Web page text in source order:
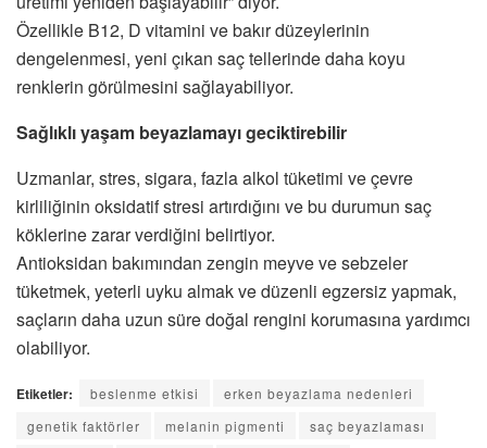
Özellikle B12, D vitamini ve bakır düzeylerinin
dengelenmesi, yeni çıkan saç tellerinde daha koyu
renklerin görülmesini sağlayabiliyor.
Sağlıklı yaşam beyazlamayı geciktirebilir
Uzmanlar, stres, sigara, fazla alkol tüketimi ve çevre
kirliliğinin oksidatif stresi artırdığını ve bu durumun saç
köklerine zarar verdiğini belirtiyor.
Antioksidan bakımından zengin meyve ve sebzeler
tüketmek, yeterli uyku almak ve düzenli egzersiz yapmak,
saçların daha uzun süre doğal rengini korumasına yardımcı
olabiliyor.
Etiketler: beslenme etkisi
erken beyazlama nedenleri
genetik faktörler
melanin pigmenti
saç beyazlaması